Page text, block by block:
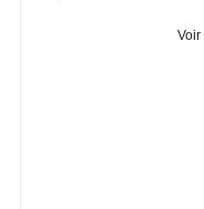
Voir